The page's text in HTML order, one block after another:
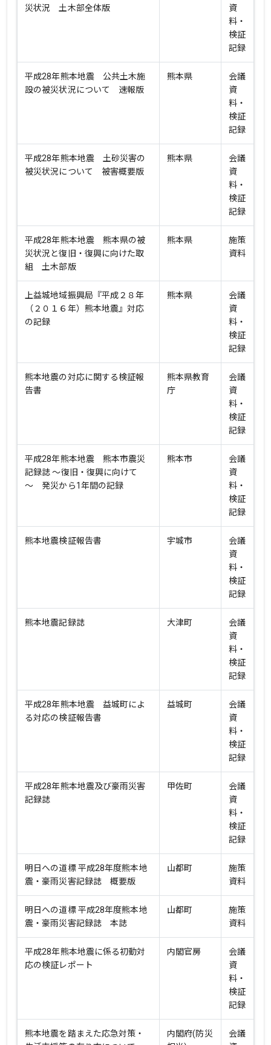
災状況 土木部全体版
資
料・
検証
記録
平成28年熊本地震 公共土木施
設の被災状況について 速報版
熊本県
会議
資
料・
検証
記録
平成28年熊本地震 土砂災害の
被災状況について 被害概要版
熊本県
会議
資
料・
検証
記録
平成28年熊本地震 熊本県の被
災状況と復旧・復興に向けた取
組 土木部版
熊本県
施策
資料
上益城地域振興局『平成２８年
（２０１６年）熊本地震』対応
の記録
熊本県
会議
資
料・
検証
記録
熊本地震の対応に関する検証報
告書
熊本県教育
庁
会議
資
料・
検証
記録
平成28年熊本地震 熊本市震災
記録誌 ～復旧・復興に向けて
～ 発災から1年間の記録
熊本市
会議
資
料・
検証
記録
熊本地震検証報告書 宇城市
会議
資
料・
検証
記録
熊本地震記録誌 大津町
会議
資
料・
検証
記録
平成28年熊本地震 益城町によ
る対応の検証報告書
益城町
会議
資
料・
検証
記録
平成28年熊本地震及び豪雨災害
記録誌
甲佐町
会議
資
料・
検証
記録
明日への道標 平成28年度熊本地
震・豪雨災害記録誌 概要版
山都町
施策
資料
明日への道標 平成28年度熊本地
震・豪雨災害記録誌 本誌
山都町
施策
資料
平成28年熊本地震に係る初動対
応の検証レポート
内閣官房
会議
資
料・
検証
記録
熊本地震を踏まえた応急対策・
内閣府(防災
会議